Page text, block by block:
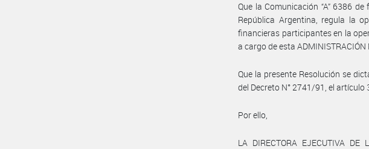
Que la Comunicación “A” 6386
República Argentina, regula la
financieras participantes en la
a cargo de esta ADMINISTRACIÓN
Que la presente Resolución se
del Decreto N° 2741/91, el artículo
Por ello,
LA DIRECTORA EJECUTIVA DE